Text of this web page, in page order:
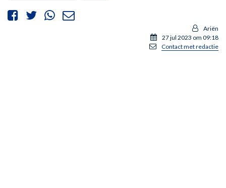
Ariën
27 jul 2023 om 09:18
Contact met redactie